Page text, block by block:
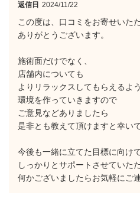
返信日 2024/11/22
この度は、口コミをお寄せいただ
ありがとうございます。
施術面だけでなく、
店舗内についても
よりリラックスしてもらえるよ
環境を作っていきますので
ご意見などありましたら
是非とも教えて頂けますと幸い
今後も一緒に立てた目標に向けて
しっかりとサポートさせていた
何かございましたらお気軽にご